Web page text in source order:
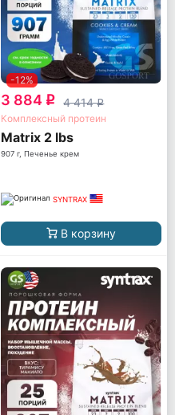
-12%
3 884 q 4 414q
Комплексный протеин
Matrix 2 lbs
907 г, Печенье крем
SYNTRAX
В корзину